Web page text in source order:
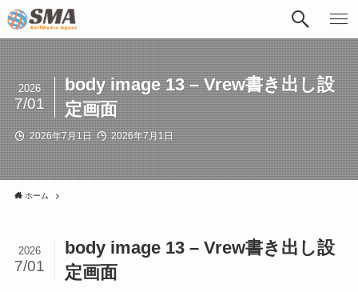
body image 13 – Vrew書き出し設
定画面
2026
7/01
2026年7月1日 2026年7月1日
ホーム
body image 13 – Vrew書き出し設
定画面
2026
7/01